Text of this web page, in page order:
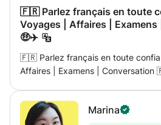
🇫🇷 Parlez français en toute
Voyages | Affaires |
🤑✈️
🇫🇷 Parlez français en toute
Affaires | Examens | Conversation
un professeur de français qualifié
Marina